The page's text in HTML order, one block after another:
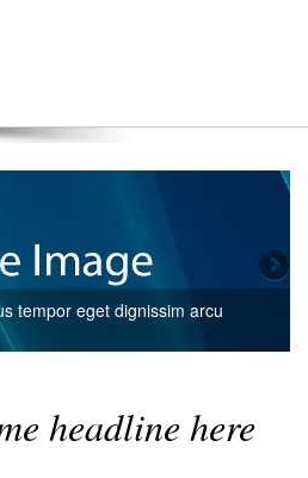
tempor eget dignissim arcu
headline here